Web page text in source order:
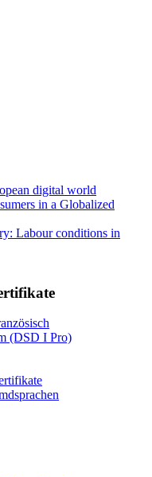
digital world
in a Globalized
Labour conditions in
(DSD I Pro)